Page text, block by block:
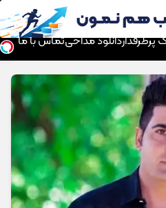
پرطرفداردانلود مداحیتماس با ما